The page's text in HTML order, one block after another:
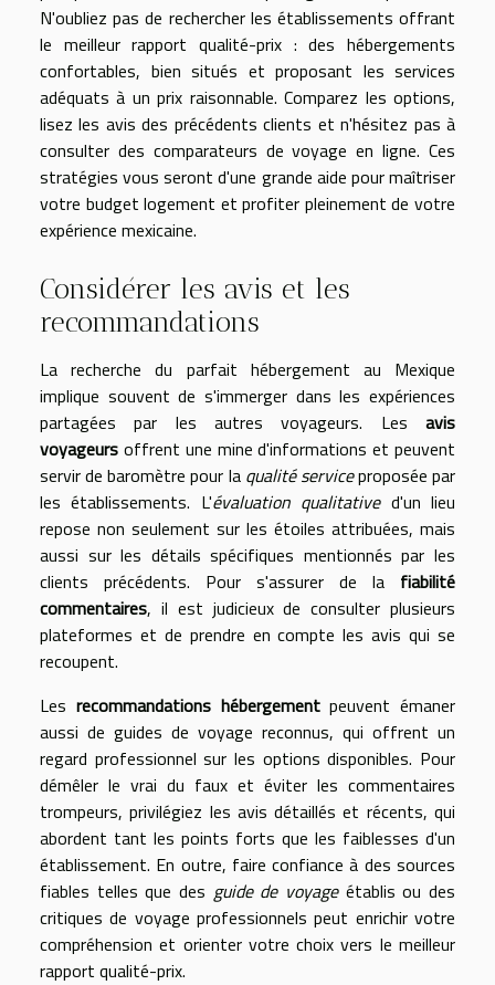
N'oubliez pas de rechercher les établissements offrant
le meilleur rapport qualité-prix : des hébergements
confortables, bien situés et proposant les services
adéquats à un prix raisonnable. Comparez les options,
lisez les avis des précédents clients et n'hésitez pas à
consulter des comparateurs de voyage en ligne. Ces
stratégies vous seront d'une grande aide pour maîtriser
votre budget logement et profiter pleinement de votre
expérience mexicaine.
Considérer les avis et les
recommandations
La recherche du parfait hébergement au Mexique
implique souvent de s'immerger dans les expériences
partagées par les autres voyageurs. Les avis
voyageurs offrent une mine d'informations et peuvent
servir de baromètre pour la qualité serviceproposée par
les établissements. L'évaluation qualitatived'un lieu
repose non seulement sur les étoiles attribuées, mais
aussi sur les détails spécifiques mentionnés par les
clients précédents. Pour s'assurer de la fiabilité
commentaires, il est judicieux de consulter plusieurs
plateformes et de prendre en compte les avis qui se
recoupent.
Les recommandations hébergementpeuvent émaner
aussi de guides de voyage reconnus, qui offrent un
regard professionnel sur les options disponibles. Pour
démêler le vrai du faux et éviter les commentaires
trompeurs, privilégiez les avis détaillés et récents, qui
abordent tant les points forts que les faiblesses d'un
établissement. En outre, faire confiance à des sources
fiables telles que des guide de voyageétablis ou des
critiques de voyage professionnels peut enrichir votre
compréhension et orienter votre choix vers le meilleur
rapport qualité-prix.